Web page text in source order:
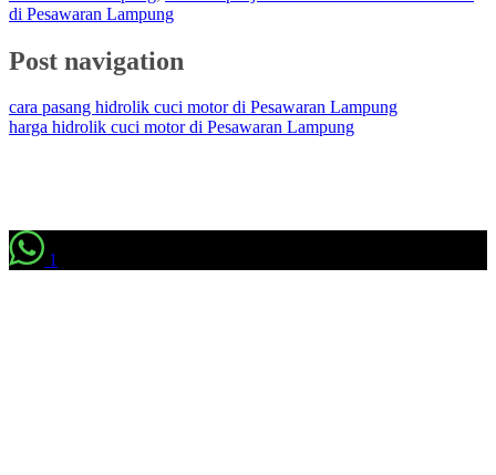
di Pesawaran Lampung
Post navigation
cara pasang hidrolik cuci motor di Pesawaran Lampung
harga hidrolik cuci motor di Pesawaran Lampung
1